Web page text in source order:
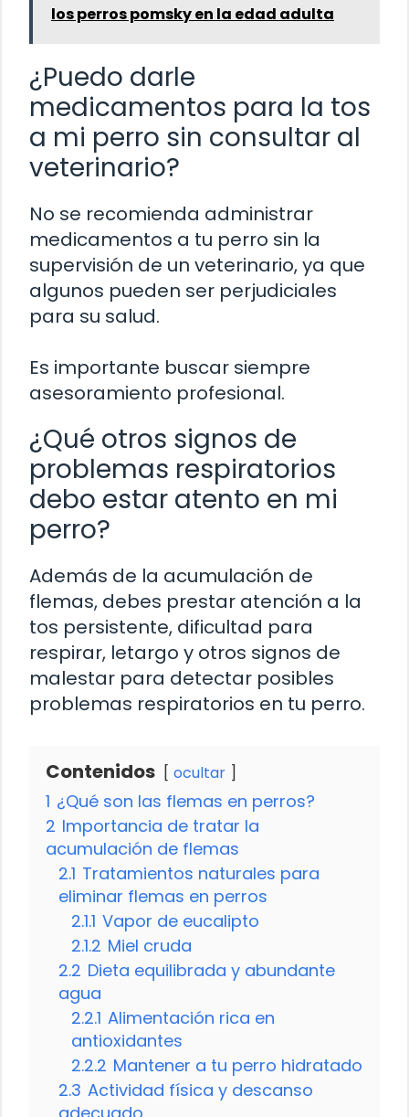
los perros pomsky en la edad adulta
¿Puedo darle
medicamentos para la tos
a mi perro sin consultar al
veterinario?
No se recomienda administrar
medicamentos a tu perro sin la
supervisión de un veterinario, ya que
algunos pueden ser perjudiciales
para su salud.
Es importante buscar siempre
asesoramiento profesional.
¿Qué otros signos de
problemas respiratorios
debo estar atento en mi
perro?
Además de la acumulación de
flemas, debes prestar atención a la
tos persistente, dificultad para
respirar, letargo y otros signos de
malestar para detectar posibles
problemas respiratorios en tu perro.
Contenidos ocultar
1 ¿Qué son las flemas en perros?
2 Importancia de tratar la
acumulación de flemas
2.1 Tratamientos naturales para
eliminar flemas en perros
2.1.1 Vapor de eucalipto
2.1.2 Miel cruda
2.2 Dieta equilibrada y abundante
agua
2.2.1 Alimentación rica en
antioxidantes
2.2.2 Mantener a tu perro hidratado
2.3 Actividad física y descanso